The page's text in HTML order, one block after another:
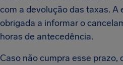
com a devolução das taxas. A
obrigada a informar o
horas de antecedência.
Caso não cumpra esse prazo,